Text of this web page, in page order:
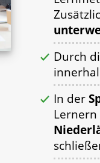
Durch
In der
Lernern